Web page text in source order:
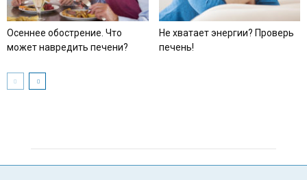
Осеннее обострение. Что
может навредить печени?
Не хватает энергии? Проверь
печень!